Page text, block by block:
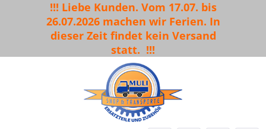
!!! Liebe Kunden. Vom 17.07. bis
26.07.2026 machen wir Ferien. In
dieser Zeit findet kein Versand
statt. !!!